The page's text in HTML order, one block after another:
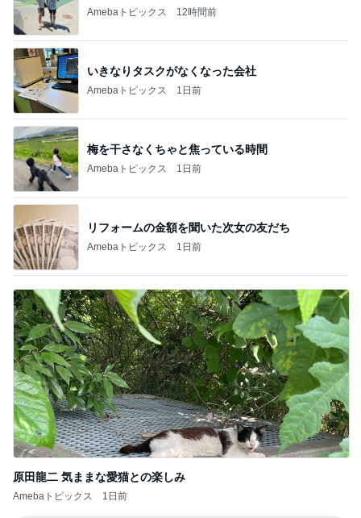
Amebaトピックス 12時間前
いきなりタスクがなくなった会社
Amebaトピックス 1日前
梅を干さなくちゃと焦っている時間
Amebaトピックス 1日前
リフォームの金額を聞いた次女の友だち
Amebaトピックス 1日前
原田龍二 気ままな愛猫との楽しみ
Amebaトピックス 1日前